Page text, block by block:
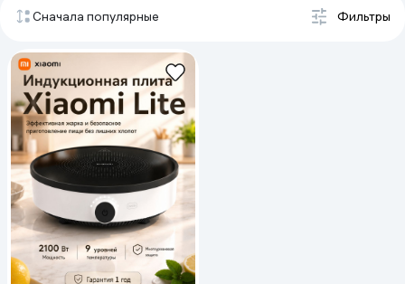
Сначала популярные Фильтры